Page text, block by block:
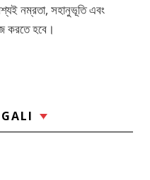
নম্রতা, সহানুভূতি এবং
করতে হবে।